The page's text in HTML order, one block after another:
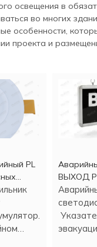
освещения в
во многих
особенности,
проекта и
PL
ВЫХОД